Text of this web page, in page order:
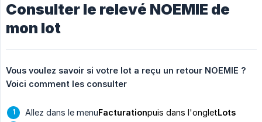
Consulter le relevé NOEMIE de
mon lot
Vous voulez savoir si votre lot a reçu un retour NOEMIE ?
Voici comment les consulter
Allez dans le menuFacturationpuis dans l'ongletLots